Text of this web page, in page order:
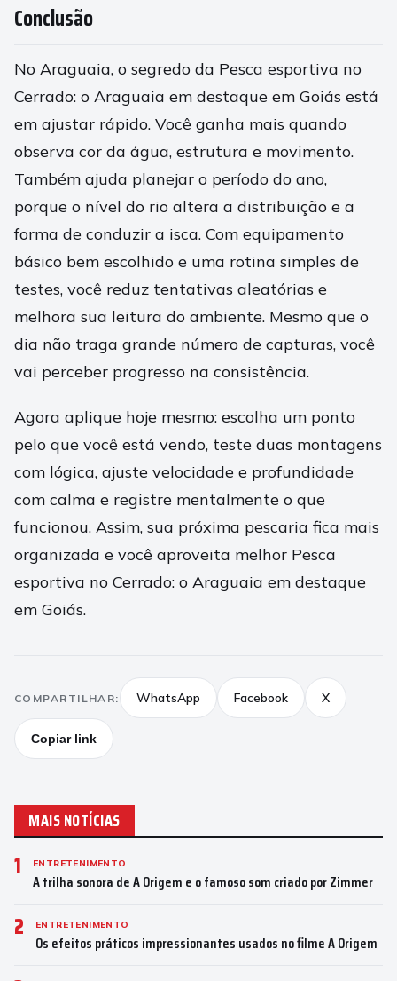
Conclusão
No Araguaia, o segredo da Pesca esportiva no
Cerrado: o Araguaia em destaque em Goiás está
em ajustar rápido. Você ganha mais quando
observa cor da água, estrutura e movimento.
Também ajuda planejar o período do ano,
porque o nível do rio altera a distribuição e a
forma de conduzir a isca. Com equipamento
básico bem escolhido e uma rotina simples de
testes, você reduz tentativas aleatórias e
melhora sua leitura do ambiente. Mesmo que o
dia não traga grande número de capturas, você
vai perceber progresso na consistência.
Agora aplique hoje mesmo: escolha um ponto
pelo que você está vendo, teste duas montagens
com lógica, ajuste velocidade e profundidade
com calma e registre mentalmente o que
funcionou. Assim, sua próxima pescaria fica mais
organizada e você aproveita melhor Pesca
esportiva no Cerrado: o Araguaia em destaque
em Goiás.
COMPARTILHAR: WhatsApp Facebook X
Copiar link
MAIS NOTÍCIAS
1 ENTRETENIMENTO
A trilha sonora de A Origem e o famoso som criado por Zimmer
2 ENTRETENIMENTO
Os efeitos práticos impressionantes usados no filme A Origem